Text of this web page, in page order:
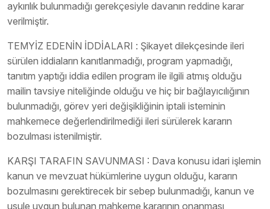
aykırılık bulunmadığı gerekçesiyle davanın reddine karar
verilmiştir.
TEMYİZ EDENİN İDDİALARI : Şikayet dilekçesinde ileri
sürülen iddiaların kanıtlanmadığı, program yapmadığı,
tanıtım yaptığı iddia edilen program ile ilgili atmış olduğu
mailin tavsiye niteliğinde olduğu ve hiç bir bağlayıcılığının
bulunmadığı, görev yeri değişikliğinin iptali isteminin
mahkemece değerlendirilmediği ileri sürülerek kararın
bozulması istenilmiştir.
KARŞI TARAFIN SAVUNMASI : Dava konusu idari işlemin
kanun ve mevzuat hükümlerine uygun olduğu, kararın
bozulmasını gerektirecek bir sebep bulunmadığı, kanun ve
usule uygun bulunan mahkeme kararının onanması